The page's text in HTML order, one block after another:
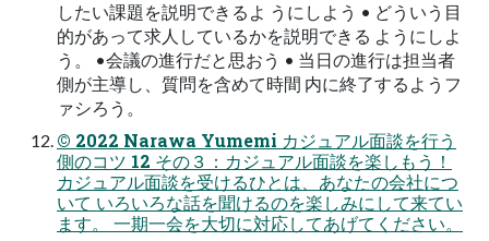
したい課題を説明できるよ うにしよう • どういう⽬
的があって求⼈しているかを説明できる ようにしよ
う。 •会議の進⾏だと思おう • 当⽇の進⾏は担当者
側が主導し、質問を含めて時間 内に終了するようフ
ァシろう。
© 2022 Narawa Yumemi カジュアル⾯談を⾏う
側のコツ 12 その３：カジュアル⾯談を楽しもう！
カジュアル⾯談を受けるひとは、あなたの会社につ
いて いろいろな話を聞けるのを楽しみにして来てい
ます。 ⼀期⼀会を⼤切に対応してあげてください。